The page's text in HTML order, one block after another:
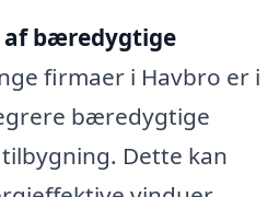
af bæredygtige
firmaer i Havbro er i
bæredygtige
Dette kan